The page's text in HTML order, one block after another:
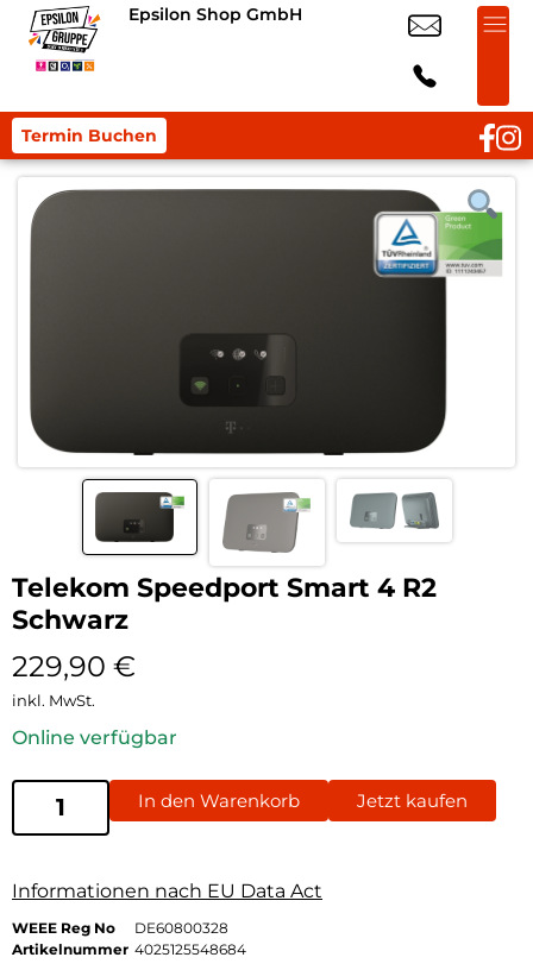
Epsilon Shop GmbH
Termin Buchen
Telekom Speedport Smart 4 R2
Schwarz
229,90 €
inkl. MwSt.
Online verfügbar
In den Warenkorb Jetzt kaufen
Informationen nach EU Data Act
WEEE Reg No
DE60800328
Artikelnummer 4025125548684